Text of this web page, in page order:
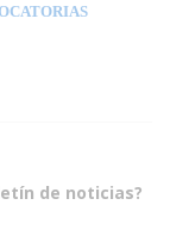
de noticias?